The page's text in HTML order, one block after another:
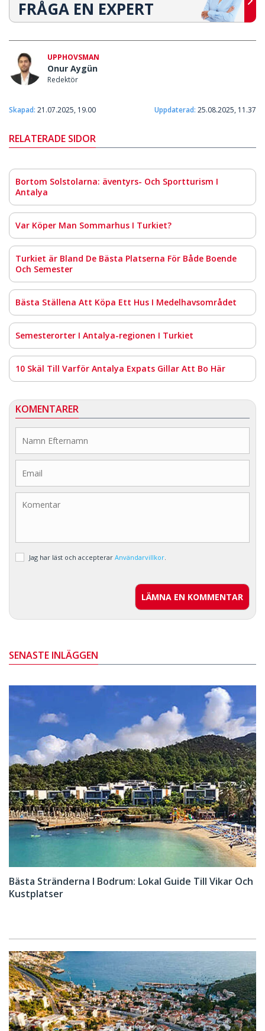
FRÅGA EN EXPERT
UPPHOVSMAN
Onur Aygün
Redektör
Skapad: 21.07.2025, 19.00 Uppdaterad: 25.08.2025, 11.37
RELATERADE SIDOR
Bortom Solstolarna: äventyrs- Och Sportturism I
Antalya
Var Köper Man Sommarhus I Turkiet?
Turkiet är Bland De Bästa Platserna För Både Boende
Och Semester
Bästa Ställena Att Köpa Ett Hus I Medelhavsområdet
Semesterorter I Antalya-regionen I Turkiet
10 Skäl Till Varför Antalya Expats Gillar Att Bo Här
KOMENTARER
Jag har läst och accepterar Användarvillkor.
LÄMNA EN KOMMENTAR
SENASTE INLÄGGEN
Bästa Stränderna I Bodrum: Lokal Guide Till Vikar Och
Kustplatser